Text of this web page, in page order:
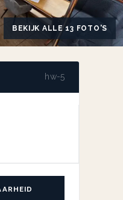
BEKIJK ALLE 13 FOTO'S
hw-5